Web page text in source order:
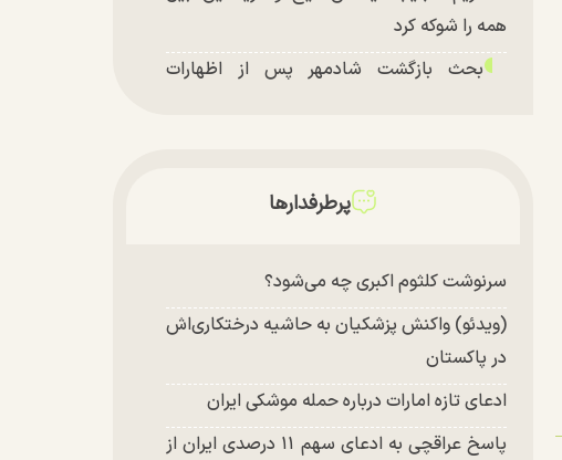
همه را شوکه کرد
بحث بازگشت شادمهر پس از اظهارات
توافق با آمریکا در انتظار تایید نهایی شعام؟
منتشر شد
پرطرفدارها
سرنوشت کلثوم اکبری چه می‌شود؟
(ویدئو) واکنش پزشکیان به حاشیه درختکاری‌اش
در پاکستان
ادعای تازه امارات درباره حمله موشکی ایران
پاسخ عراقچی به ادعای سهم ۱۱ درصدی ایران از